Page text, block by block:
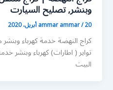
وبنشر, تصليح السيارت
ammar ammar/20 أبريل، 2020
كراج النهضة خدمة كهرباء
تواير ( اطارات) كهرباء وبنشر
البيت